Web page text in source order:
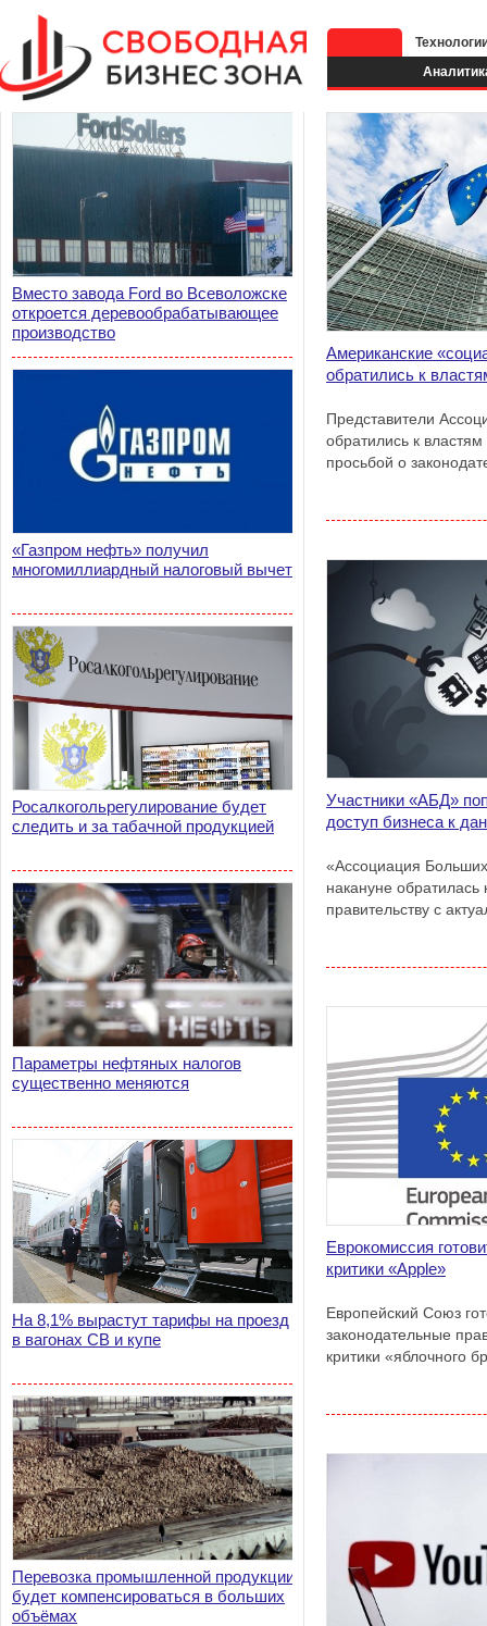
Вместо завода Ford во Всеволожске
откроется деревообрабатывающее
производство
«Газпром нефть» получил
многомиллиардный налоговый вычет
Росалкогольрегулирование будет
следить и за табачной продукцией
Параметры нефтяных налогов
существенно меняются
На 8,1% вырастут тарифы на проезд
в вагонах СВ и купе
Перевозка промышленной продукции
будет компенсироваться в больших
объёмах
Американские
обратились к
Представители
обратились к
просьбой о
Участники «АБД»
доступ бизнеса к
«Ассоциация
накануне обратилась
правительству с
Еврокомиссия
критики «Apple»
Европейский Союз
законодательные
критики «яблочного